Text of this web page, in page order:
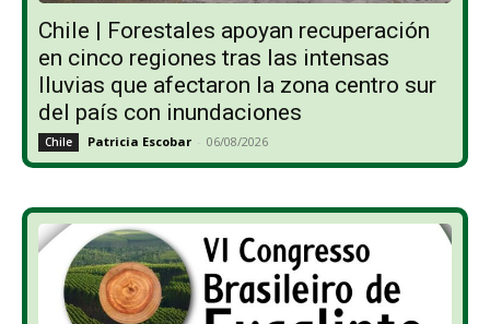
Chile | Forestales apoyan recuperación
en cinco regiones tras las intensas
lluvias que afectaron la zona centro sur
del país con inundaciones
Chile Patricia Escobar - 06/08/2026